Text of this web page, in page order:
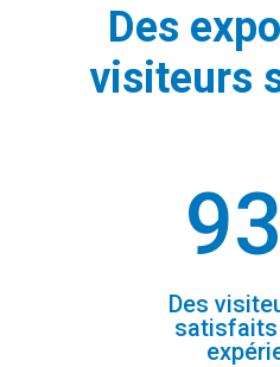
Des
visiteurs
93
Des
satisfaits